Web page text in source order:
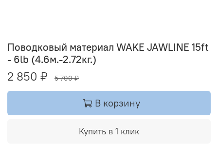
Поводковый материал WAKE JAWLINE 15ft
- 6lb (4.6м.-2.72кг.)
2 850 ₽ 5 700 ₽
В корзину
Купить в 1 клик